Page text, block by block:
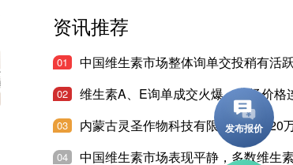
资讯推荐
01
02
03
04